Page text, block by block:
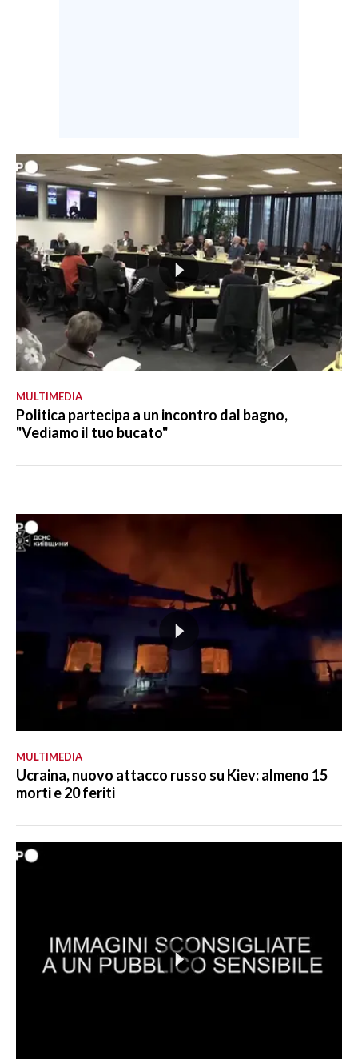
MULTIMEDIA
Politica partecipa a un incontro dal bagno,
"Vediamo il tuo bucato"
MULTIMEDIA
Ucraina, nuovo attacco russo su Kiev: almeno 15
morti e 20 feriti